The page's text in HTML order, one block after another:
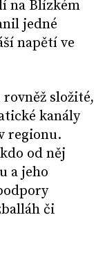
na Blízkém
jedné
napětí ve
složité,
kanály
regionu.
od něj
a jeho
či